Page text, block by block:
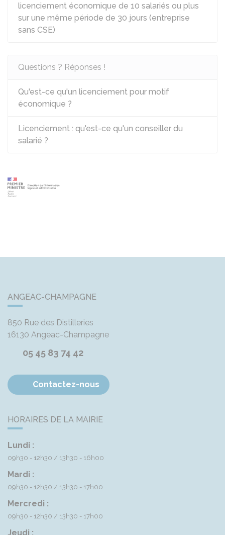
licenciement économique de 10 salariés ou plus
sur une même période de 30 jours (entreprise
sans CSE)
Questions ? Réponses !
Qu'est-ce qu'un licenciement pour motif
économique ?
Licenciement : qu'est-ce qu'un conseiller du
salarié ?
ANGEAC-CHAMPAGNE
850 Rue des Distilleries
16130 Angeac-Champagne
05 45 83 74 42
Contactez-nous
HORAIRES DE LA MAIRIE
Lundi :
09h30 - 12h30 13h30 - 16h00
Mardi :
09h30 - 12h30 13h30 - 17h00
Mercredi :
09h30 - 12h30 13h30 - 17h00
Jeudi :